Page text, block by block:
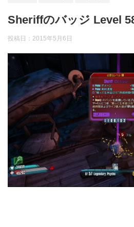
Sheriffのバッジ Level
投稿日： 2015年5月6日